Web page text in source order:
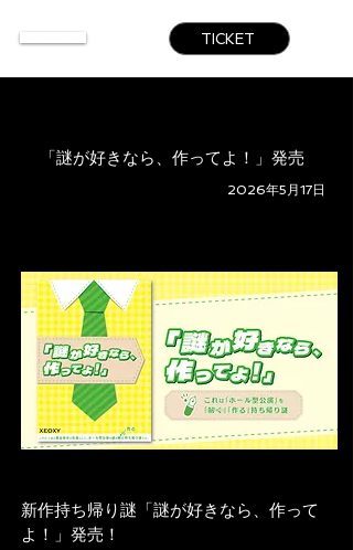
TICKET
「謎が好きなら、作ってよ！」発売
2026年5月17日
新作持ち帰り謎「謎が好きなら、作って
よ！」発売！